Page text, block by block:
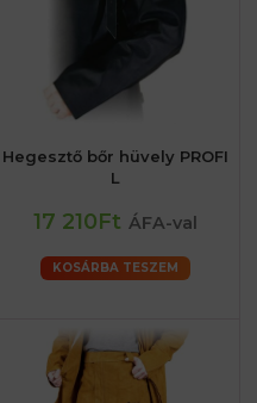
Hegesztő bőr hüvely PROFI
L
17 210Ft ÁFA-val
KOSÁRBA TESZEM